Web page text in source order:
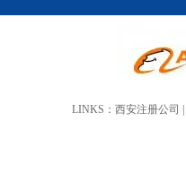
LINKS： 西安注册公司